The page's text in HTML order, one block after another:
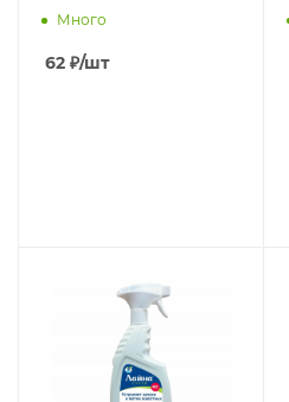
20саше
Много
62 ₽/шт